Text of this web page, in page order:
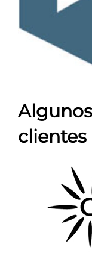
clientes